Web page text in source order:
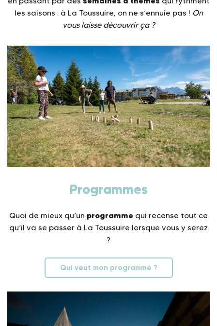
les saisons : à La Toussuire, on ne s’ennuie pas ! On
vous laisse découvrir ça ?
Programmes
Quoi de mieux qu’un programme qui recense tout ce
qu’il va se passer à La Toussuire lorsque vous y serez
?
Qui veut mon programme ?